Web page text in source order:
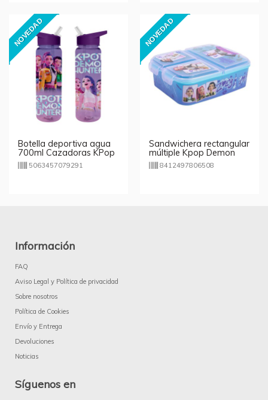
NOVEDAD
Botella deportiva agua
700ml Cazadoras KPop
Demon Hunters
5063457079291
NOVEDAD
Sandwichera rectangular
múltiple Kpop Demon
Hunters
8412497806508
Información
FAQ
Aviso Legal y Política de privacidad
Sobre nosotros
Política de Cookies
Envío y Entrega
Devoluciones
Noticias
Síguenos en